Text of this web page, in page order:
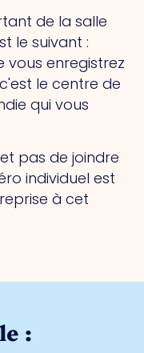
de la salle
le suivant :
vous enregistrez
le centre de
qui vous
pas de joindre
individuel est
à cet
: